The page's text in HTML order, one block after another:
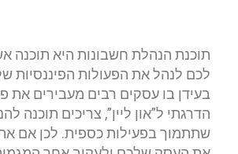
תוכנת הנהלת חשבונות היא
לכם לנהל את הפעולות הפיננסיות
בעידן בו עסקים רבים מעבירים את
הדרגתי ל”און ליין”, צריכים תוכנה
שתתמוך בפעילות כספית. לכן אם